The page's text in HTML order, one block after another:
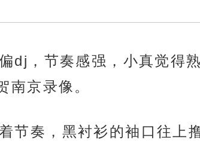
dj，节奏感强，小真觉得
南京录像。
节奏，黑衬衫的袖口往上